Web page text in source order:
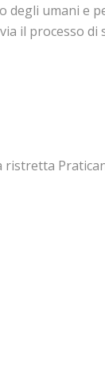
umani e
il processo
ristretta